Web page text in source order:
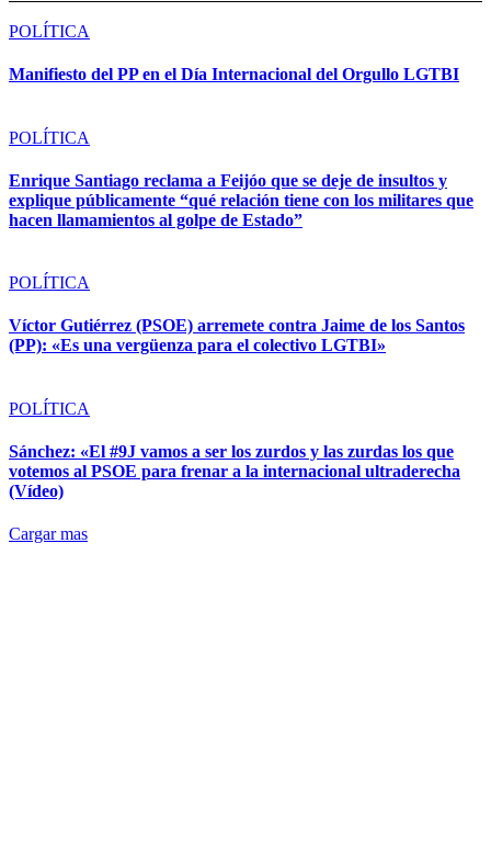
POLÍTICA
Manifiesto del PP en el Día Internacional del Orgullo LGTBI
POLÍTICA
Enrique Santiago reclama a Feijóo que se deje de insultos y
explique públicamente “qué relación tiene con los militares que
hacen llamamientos al golpe de Estado”
POLÍTICA
Víctor Gutiérrez (PSOE) arremete contra Jaime de los Santos
(PP): «Es una vergüenza para el colectivo LGTBI»
POLÍTICA
Sánchez: «El #9J vamos a ser los zurdos y las zurdas los que
votemos al PSOE para frenar a la internacional ultraderecha
(Vídeo)
Cargar mas